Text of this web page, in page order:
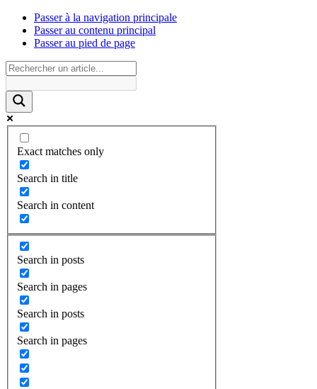
Passer à la navigation principale
Passer au contenu principal
Passer au pied de page
Exact matches only
Search in title
Search in content
Search in posts
Search in pages
Search in posts
Search in pages